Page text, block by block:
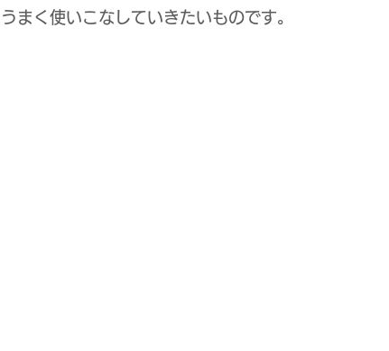
うまく使いこなしていきたいものです。